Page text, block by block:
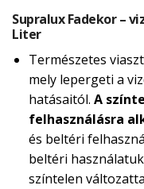
Supralux Fadekor –
Liter
Természetes
mely lepergeti a
hatásaitól. A
felhasználásra
és beltéri
beltéri
színtelen